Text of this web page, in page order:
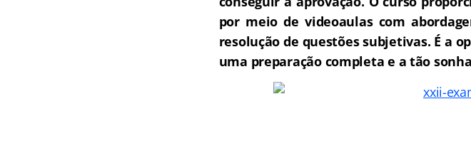
por meio de videoaulas com
resolução de questões subjetivas. É a
uma preparação completa e a tão